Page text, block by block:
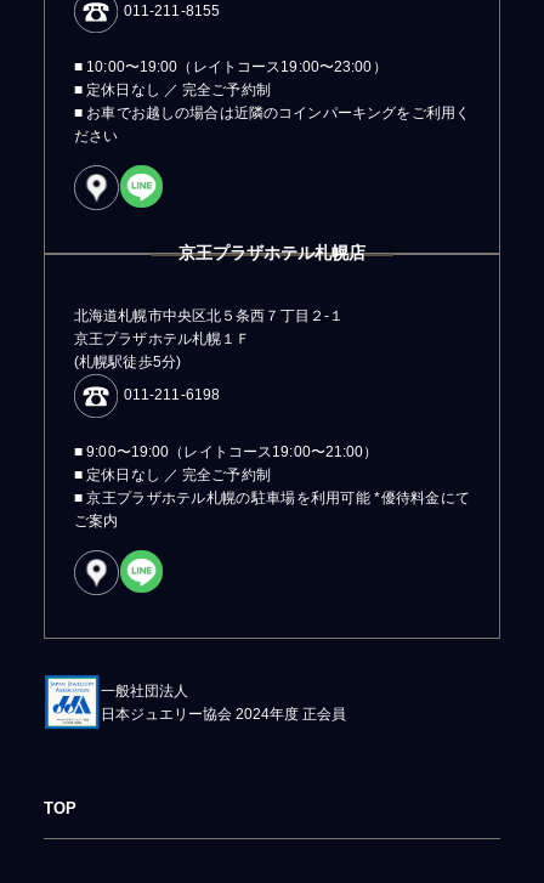
011-211-8155
■ 10:00〜19:00（レイトコース19:00〜23:00）
■ 定休日なし ／ 完全ご予約制
■ お車でお越しの場合は近隣のコインパーキングをご利用く
ださい
京王プラザホテル札幌店
北海道札幌市中央区北５条西７丁目２-１
京王プラザホテル札幌１Ｆ
(札幌駅徒歩5分)
011-211-6198
■ 9:00〜19:00（レイトコース19:00〜21:00）
■ 定休日なし ／ 完全ご予約制
■ 京王プラザホテル札幌の駐車場を利用可能 *優待料金にて
ご案内
一般社団法人
日本ジュエリー協会 2024年度 正会員
TOP